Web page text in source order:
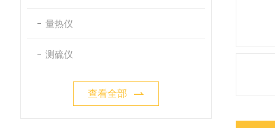
量热仪
测硫仪
查看全部